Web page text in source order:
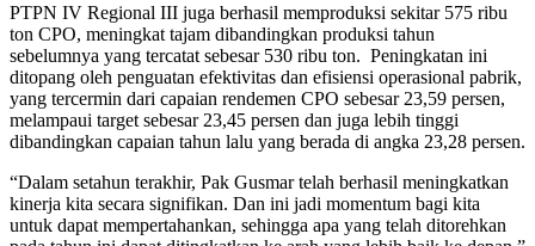
PTPN IV Regional III juga berhasil memproduksi sekitar 575 ribu
ton CPO, meningkat tajam dibandingkan produksi tahun
sebelumnya yang tercatat sebesar 530 ribu ton. Peningkatan ini
ditopang oleh penguatan efektivitas dan efisiensi operasional pabrik,
yang tercermin dari capaian rendemen CPO sebesar 23,59 persen,
melampaui target sebesar 23,45 persen dan juga lebih tinggi
dibandingkan capaian tahun lalu yang berada di angka 23,28 persen.
“Dalam setahun terakhir, Pak Gusmar telah berhasil meningkatkan
kinerja kita secara signifikan. Dan ini jadi momentum bagi kita
untuk dapat mempertahankan, sehingga apa yang telah ditorehkan